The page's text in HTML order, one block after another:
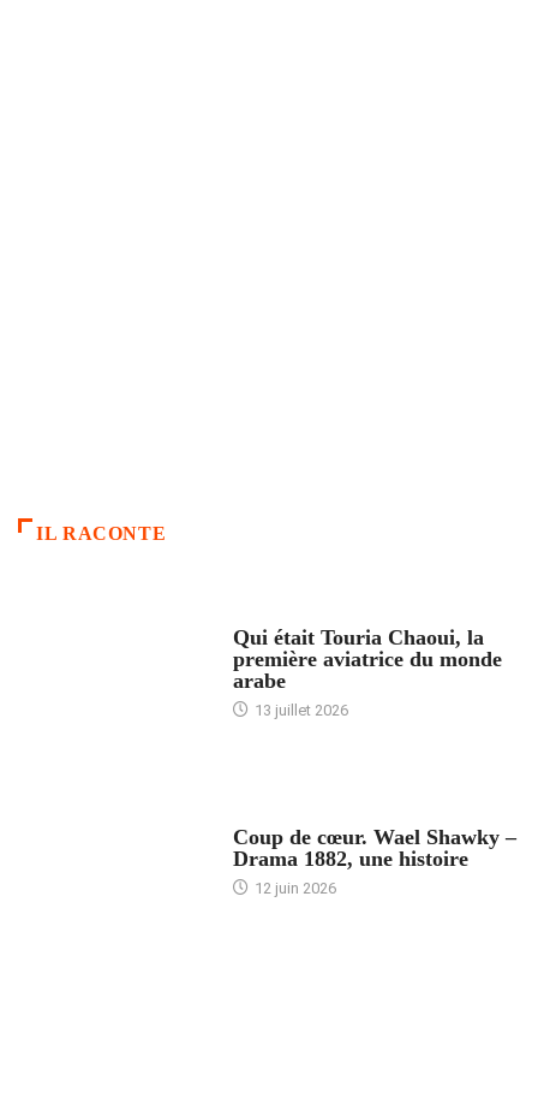
IL RACONTE
Qui était Touria Chaoui, la
première aviatrice du monde
arabe
13 juillet 2026
Coup de cœur. Wael Shawky –
Drama 1882, une histoire
12 juin 2026